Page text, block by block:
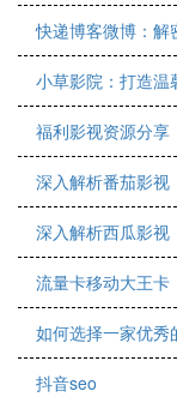
快递博客微博：解
小草影院：打造温
福利影视资源分享
深入解析番茄影视
深入解析西瓜影视
流量卡移动大王卡
如何选择一家优秀
抖音seo